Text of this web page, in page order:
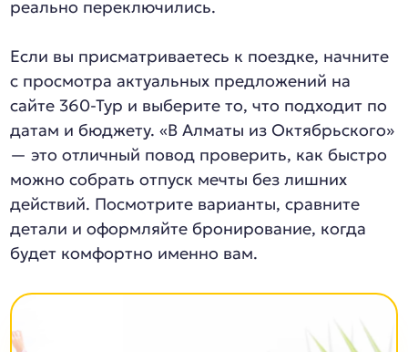
реально переключились.
Если вы присматриваетесь к поездке, начните
с просмотра актуальных предложений на
сайте 360-Тур и выберите то, что подходит по
датам и бюджету. «В Алматы из Октябрьского»
— это отличный повод проверить, как быстро
можно собрать отпуск мечты без лишних
действий. Посмотрите варианты, сравните
детали и оформляйте бронирование, когда
будет комфортно именно вам.